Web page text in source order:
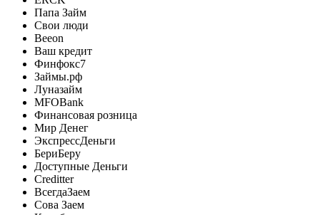
Папа Займ
Свои люди
Beeon
Ваш кредит
Финфокс7
Займы.рф
Луназайм
MFOBank
Финансовая розница
Мир Денег
ЭкспрессДеньги
БериБеру
Доступные Деньги
Creditter
ВсегдаЗаем
Сова Заем